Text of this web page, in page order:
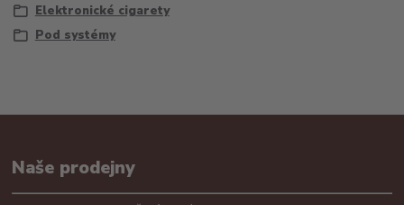
Elektronické cigarety
Pod systémy
Naše prodejny